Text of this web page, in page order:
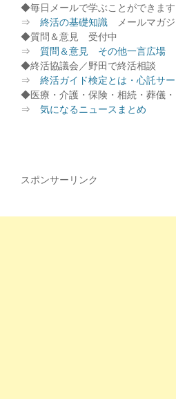
◆毎日メールで学ぶことができます
⇒ 終活の基礎知識 メールマガジ
◆質問＆意見 受付中
⇒ 質問＆意見 その他一言広場
◆終活協議会／野田で終活相談
⇒ 終活ガイド検定とは・心託サ
◆医療・介護・保険・相続・葬儀
⇒ 気になるニュースまとめ
スポンサーリンク